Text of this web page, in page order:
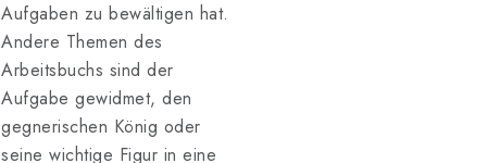
Aufgaben zu bewältigen hat.
Andere Themen des
Arbeitsbuchs sind der
Aufgabe gewidmet, den
gegnerischen König oder
seine wichtige Figur in eine